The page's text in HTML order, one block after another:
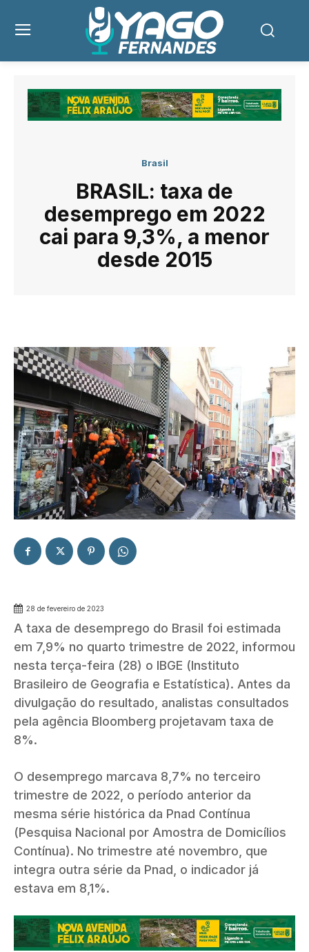
Brasil
BRASIL: taxa de
desemprego em 2022
cai para 9,3%, a menor
desde 2015
28 de fevereiro de 2023
A taxa de desemprego do Brasil foi estimada
em 7,9% no quarto trimestre de 2022, informou
nesta terça-feira (28) o IBGE (Instituto
Brasileiro de Geografia e Estatística). Antes da
divulgação do resultado, analistas consultados
pela agência Bloomberg projetavam taxa de
8%.
O desemprego marcava 8,7% no terceiro
trimestre de 2022, o período anterior da
mesma série histórica da Pnad Contínua
(Pesquisa Nacional por Amostra de Domicílios
Contínua). No trimestre até novembro, que
integra outra série da Pnad, o indicador já
estava em 8,1%.